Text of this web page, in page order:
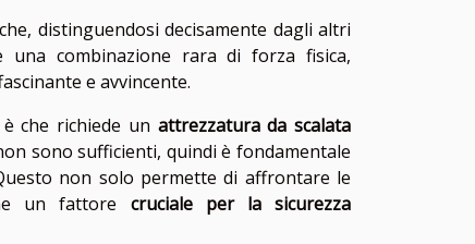
distinguendosi decisamente dagli altri
una combinazione rara di forza fisica,
e avvincente.
che richiede un attrezzatura da scalata
sono sufficienti, quindi è fondamentale
non solo permette di affrontare le
un fattore cruciale per la sicurezza